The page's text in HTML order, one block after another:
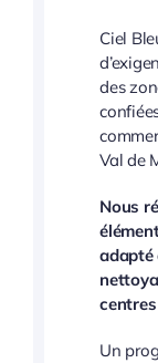
Ciel
des
Val de
Nous
adapté
Un